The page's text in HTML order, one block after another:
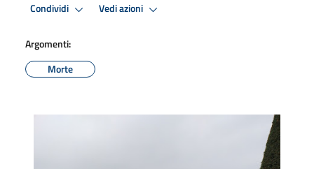
Condividi Vedi azioni
Argomenti:
Morte